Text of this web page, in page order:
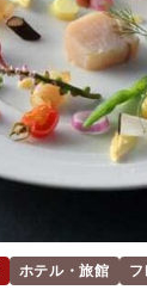
ホテル・旅館